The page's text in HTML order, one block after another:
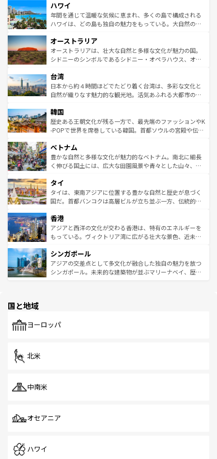
ば市内交通費無料で観光を楽しむこともできる。 なお、新
着のスイス情報はコンテンツ一覧 を参照してほしい。
のような巨大都市は、観光、ショッピング、エンターテイ
ンメントが詰まった刺激的なスポットだ。一方、アメリカ
西部には大自然が広がり、グランドキャニオンやイエロー
部のニューオーリンズでは、音楽と美食が融合した独特の
文化が魅力。旅行者はアメリカの各地域で異なる魅力を楽
しみながら、その多様性と豊かな歴史を感じることができ
ならではの贅沢な旅のスタイルだ。 なお、新着のアメリカ
情報はコンテンツ一覧を参照してほしい。
ハワイ
年間を通じて温暖な気候に恵まれ、多くの島で構成される
ハワイは、どの島も独自の魅力をもっている。大自然の神
ワイ島は見逃せない。また、定番の観光地といえばオアフ
島だが、静かな自然を求めるならマウイ島やカウアイ島が
おすすめ。エメラルドグリーンに輝く海をはじめ、豊かな
れるおもてなしの心で訪れる人々を迎えてくれるハワイの
人々、おいしいローカルフードやハワイアンミュージッ
ク、伝統的なフラダンスなど、すべてがハワイの魅力を彩
ワイを、存分に味わってほしい。 なお、新着のハワイ情報
はコンテンツ一覧を参照してほしい。
オーストラリア
オーストラリアは、壮大な自然と多様な文化が魅力の国。
シドニーのシンボルであるシドニー・オペラハウス、オー
リアリーフや大陸中央部にそびえるウルル（エアーズロッ
ク）、タスマニアの美しい原生林やケアンズの熱帯雨林な
ど、見どころがたくさん。また、カフェやワイン、オージ
いる。アクティビティも充実しており、サーフィンやダイ
ビング、ハイキングなど、アウトドア好きにはたまらな
い。オーストラリアの多彩な魅力を存分に味わいつくそ
参照してほしい。
台湾
日本から約４時間ほどでたどり着く台湾は、多彩な文化と
自然が織りなす魅力的な観光地。活気あふれる大都市の台
ン）、静ひつな山岳地帯である台湾東部など、都市の喧騒
と山間の静けさが共存しており、訪れる人に新しい発見と
驚きをもたらしてくれる。また、奥深い台湾の食文化も魅
容にもいいと評判のスイーツなど、バラエティ豊かな料理
が味わえる。 なお、新着の台湾情報は コンテンツ一覧を参
照してほしい。
韓国
歴史ある王朝文化が残る一方で、最先端のファッションやK
-POPで世界を席巻している韓国。首都ソウルの宮殿や伝統
き、地方に足を延ばせば四季折々の自然美を楽しむことが
できる。そして、キムチや焼肉、絶品のストリートフード
まで、さまざまな韓国料理が待っている。夜には、韓国な
リティに包まれながら、韓国の多彩な魅力を心ゆくまで味
わってみてほしい。 なお、新着の韓国情報はコンテンツ一
覧を参照してほしい。
ベトナム
豊かな自然と多様な文化が魅力的なベトナム。南北に細長
く伸びる国土には、広大な田園風景や青々とした山々、世
急速な発展と共に伝統が息づく。ハノイの古い町並みやホ
ーチミン市のフランス統治時代の建物も、独特の雰囲気を
醸し出している。また、バラエティの豊かさとおいしさで
とつ。フォーやバインミー、ベトナムコーヒーなどは、ぜ
ひ現地で味わいたい。どの地域を訪れてもあたたかい人々
が旅行者を迎えてくれるので、きっと忘れられない旅にな
参照してほしい。
タイ
タイは、東南アジアに位置する豊かな自然と歴史が息づく
国だ。首都バンコクは高層ビルが立ち並ぶ一方、伝統的な
の活気が交差している。北部ではチェンマイなどの山岳地
帯で自然と触れ合い、南部ではプーケットやクラビの美し
いビーチでリゾート気分を楽しむことができる。タイ料理
激する。気候は一年中温暖で、どの季節にも異なる楽しみ
が待っている。親しみやすいタイの人々、仏教を中心とし
た文化、そして多様な観光資源が、訪れる旅人を魅了し続
香港
アジアと西洋の文化が交わる香港は、特有のエネルギーを
もっている。ヴィクトリア湾に広がる壮大な景色、近未来
み、どこを訪れても感動するはず。観光スポットが密集し
ており、効率よく見どころを回れるのも魅力。息をのむよ
うな絶景から文化的な体験まで、香港を存分に楽しみ尽く
シンガポール
アジアの交差点として多文化が融合した独自の魅力を放つ
シンガポール。未来的な建築物が並ぶマリーナベイ、歴史
で、ホーカーズは地元の風情を楽しめる外せないスポット
国と地域
ヨーロッパ
北米
中南米
オセアニア
ハワイ